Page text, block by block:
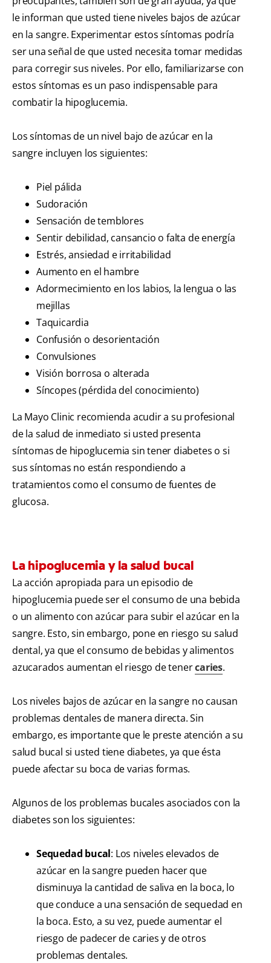
le informan que usted tiene niveles bajos de azúcar
en la sangre. Experimentar estos síntomas podría
ser una señal de que usted necesita tomar medidas
para corregir sus niveles. Por ello, familiarizarse con
estos síntomas es un paso indispensable para
combatir la hipoglucemia.
Los síntomas de un nivel bajo de azúcar en la
sangre incluyen los siguientes:
Piel pálida
Sudoración
Sensación de temblores
Sentir debilidad, cansancio o falta de energía
Estrés, ansiedad e irritabilidad
Aumento en el hambre
Adormecimiento en los labios, la lengua o las
mejillas
Taquicardia
Confusión o desorientación
Convulsiones
Visión borrosa o alterada
Síncopes (pérdida del conocimiento)
La Mayo Clinic recomienda acudir a su profesional
de la salud de inmediato si usted presenta
síntomas de hipoglucemia sin tener diabetes o si
sus síntomas no están respondiendo a
tratamientos como el consumo de fuentes de
glucosa.
La hipoglucemia y la salud bucal
La acción apropiada para un episodio de
hipoglucemia puede ser el consumo de una bebida
o un alimento con azúcar para subir el azúcar en la
sangre. Esto, sin embargo, pone en riesgo su salud
dental, ya que el consumo de bebidas y alimentos
azucarados aumentan el riesgo de tenercaries.
Los niveles bajos de azúcar en la sangre no causan
problemas dentales de manera directa. Sin
embargo, es importante que le preste atención a su
salud bucal si usted tiene diabetes, ya que ésta
puede afectar su boca de varias formas.
Algunos de los problemas bucales asociados con la
diabetes son los siguientes:
Sequedad bucal: Los niveles elevados de
azúcar en la sangre pueden hacer que
disminuya la cantidad de saliva en la boca, lo
que conduce a una sensación de sequedad en
la boca. Esto, a su vez, puede aumentar el
riesgo de padecer de caries y de otros
problemas dentales.